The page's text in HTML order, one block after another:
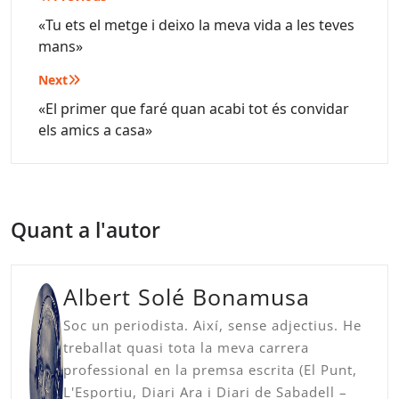
d'entrades
«Tu ets el metge i deixo la meva vida a les teves
mans»
Next
«El primer que faré quan acabi tot és convidar
els amics a casa»
Quant a l'autor
Albert Solé Bonamusa
Soc un periodista. Així, sense adjectius. He
treballat quasi tota la meva carrera
professional en la premsa escrita (El Punt,
L'Esportiu, Diari Ara i Diari de Sabadell –